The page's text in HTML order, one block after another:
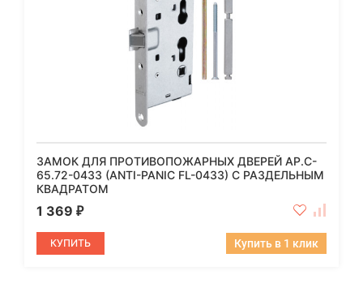
ЗАМОК ДЛЯ ПРОТИВОПОЖАРНЫХ ДВЕРЕЙ AP.C-
65.72-0433 (ANTI-PANIC FL-0433) С РАЗДЕЛЬНЫМ
КВАДРАТОМ
1 369 ₽
КУПИТЬ Купить в 1 клик